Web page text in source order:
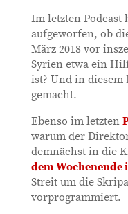
Im letzten Podcast
aufgeworfen, ob
März 2018 vor
Syrien etwa ein
ist? Und in diesem
gemacht.
Ebenso im letzten
warum der
demnächst in die
dem Wochenende
Streit um die
vorprogrammiert.